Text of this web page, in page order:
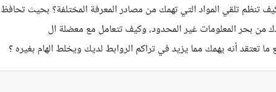
تلقي المواد التي تهمك من مصادر المعرفة المختلفة؟ بحيث تحافظ
بحر المعلومات غير المحدود، وكيف تتعامل مع معضلة ال